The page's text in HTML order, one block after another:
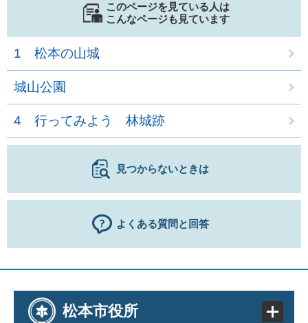
このページを見ている人は
こんなページも見ています
1 松本の山城
城山公園
4 行ってみよう 林城跡
見つからないときは
よくある質問と回答
松本市役所